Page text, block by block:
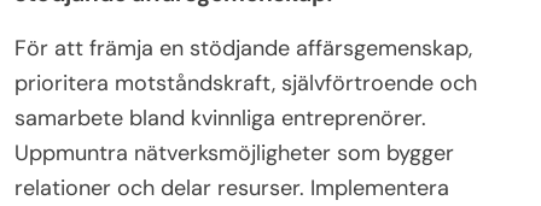
För att främja en stödjande affärsgemenskap,
prioritera motståndskraft, självförtroende och
samarbete bland kvinnliga entreprenörer.
Uppmuntra nätverksmöjligheter som bygger
relationer och delar resurser. Implementera